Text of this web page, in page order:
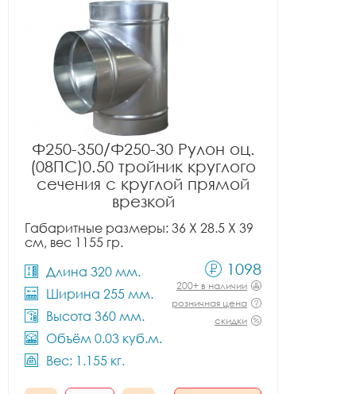
Ф250-350/Ф250-30 Рулон оц.
(08ПС)0.50 тройник круглого
сечения с круглой прямой
врезкой
Габаритные размеры: 36 X 28.5 X 39
см, вес 1155 гр.
Длина 320 мм.
Ширина 255 мм.
Высота 360 мм.
Объём 0.03 куб.м.
Вес: 1.155 кг.
1098
200+ в наличии
розничная цена
скидки